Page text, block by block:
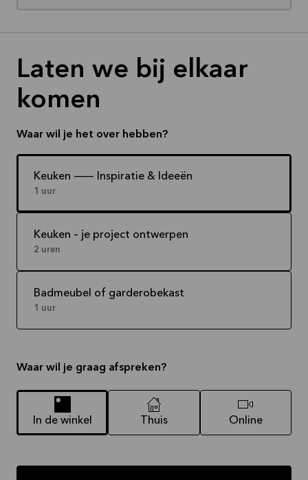
Laten we bij elkaar
komen
Waar wil je het over hebben?
Keuken -- Inspiratie & Ideeën
1 uur
Keuken – je project ontwerpen
2 uren
Badmeubel of garderobekast
1 uur
Waar wil je graag afspreken?
In de winkel Thuis Online